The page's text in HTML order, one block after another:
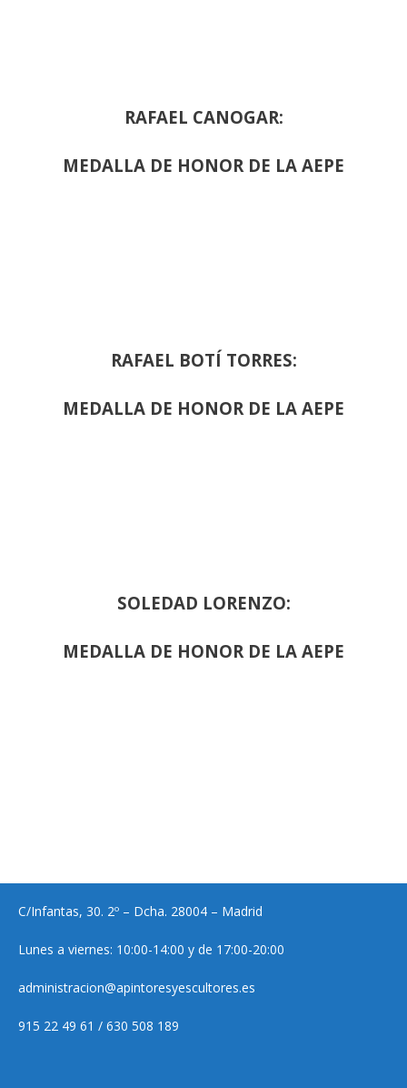
RAFAEL CANOGAR:
MEDALLA DE HONOR DE LA AEPE
RAFAEL BOTÍ TORRES:
MEDALLA DE HONOR DE LA AEPE
SOLEDAD LORENZO:
MEDALLA DE HONOR DE LA AEPE
C/Infantas, 30. 2º – Dcha. 28004 – Madrid
Lunes a viernes: 10:00-14:00 y de 17:00-20:00
administracion@apintoresyescultores.es
915 22 49 61 / 630 508 189